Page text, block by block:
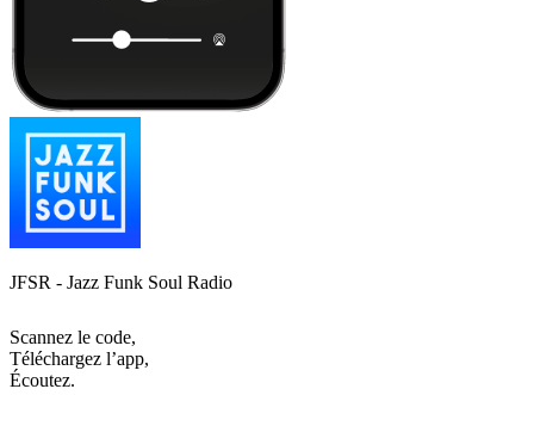
JFSR - Jazz Funk Soul Radio
Scannez le code,
Téléchargez l’app,
Écoutez.